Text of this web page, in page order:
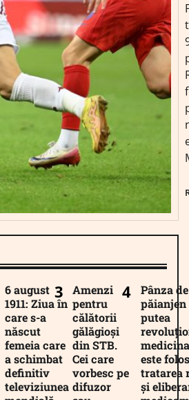
6 august
1911: Ziua în
care s-a
născut
femeia care
a schimbat
definitiv
televiziunea
Amenzi
pentru
călătorii
gălăgioși
din STB.
Cei care
vorbesc pe
difuzor
Pânza de
păianjen
putea
este
tratarea
și